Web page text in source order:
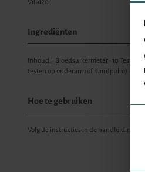
Vital20
Ingrediënten
Inhoud: • Bloedsuikermeter • 10
testen op onderarm of handpalm) •
Hoe te gebruiken
Volg de instructies in de handleiding.